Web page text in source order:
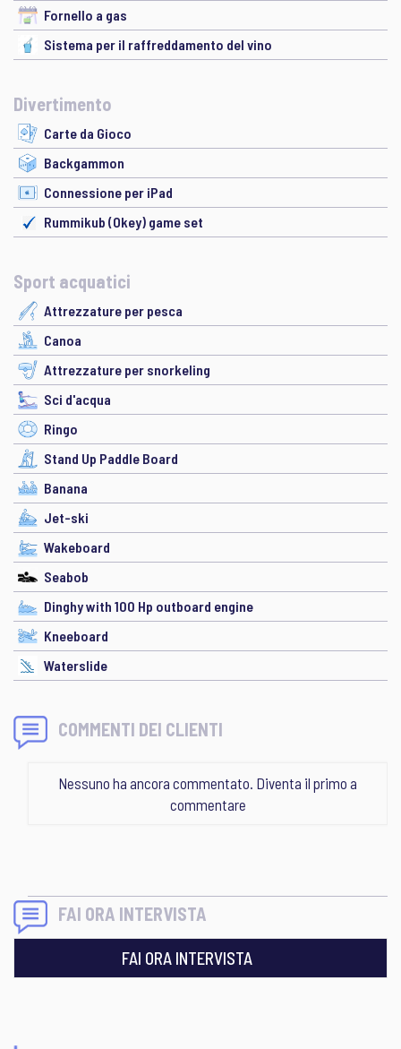
Fornello a gas
Sistema per il raffreddamento del vino
Divertimento
Carte da Gioco
Backgammon
Connessione per iPad
Rummikub (Okey) game set
Sport acquatici
Attrezzature per pesca
Canoa
Attrezzature per snorkeling
Sci d'acqua
Ringo
Stand Up Paddle Board
Banana
Jet-ski
Wakeboard
Seabob
Dinghy with 100 Hp outboard engine
Kneeboard
Waterslide
COMMENTI DEI CLIENTI
Nessuno ha ancora commentato. Diventa il primo a
commentare
FAI ORA INTERVISTA
FAI ORA INTERVISTA